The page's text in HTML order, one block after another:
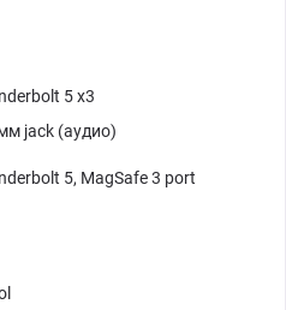
5 x3
jack (аудио)
5, MagSafe 3 port